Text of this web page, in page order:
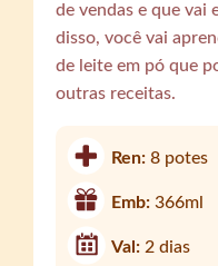
de vendas e que vai
disso, você vai
de leite em pó que
outras receitas.
Ren:8 potes
Emb:366ml
Val: 2 dias